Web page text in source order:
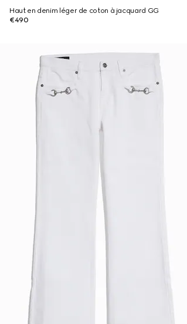
Haut en denim léger de coton à jacquard GG
€490